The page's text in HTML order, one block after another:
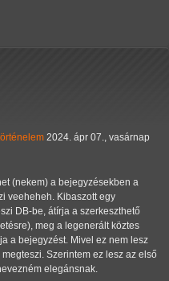
2024. ápr 07., vasárnap
(nekem) a bejegyzésekben a
veeheheh. Kibaszott egy
DB-be, átírja a szerkeszthető
meg a legenerált köztes
a bejegyzést. Mivel ez nem lesz
Szerintem ez lesz az első
elegánsnak.